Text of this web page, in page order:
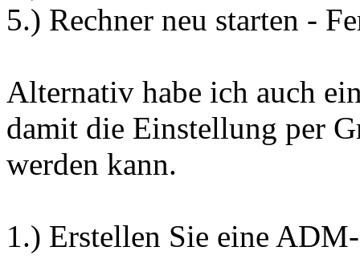
5.) Rechner neu starten -
Alternativ habe ich auch
damit die Einstellung per
werden kann.
1.) Erstellen Sie eine